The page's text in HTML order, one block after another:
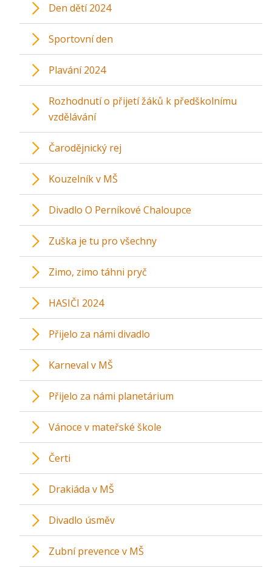
Den dětí 2024
Sportovní den
Plavání 2024
Rozhodnutí o přijetí žáků k předškolnímu
vzdělávání
Čarodějnický rej
Kouzelník v MŠ
Divadlo O Perníkové Chaloupce
Zuška je tu pro všechny
Zimo, zimo táhni pryč
HASIČI 2024
Přijelo za námi divadlo
Karneval v MŠ
Přijelo za námi planetárium
Vánoce v mateřské škole
Čerti
Drakiáda v MŠ
Divadlo úsměv
Zubní prevence v MŠ